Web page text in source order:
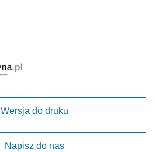
Wersja do druku
Napisz do nas